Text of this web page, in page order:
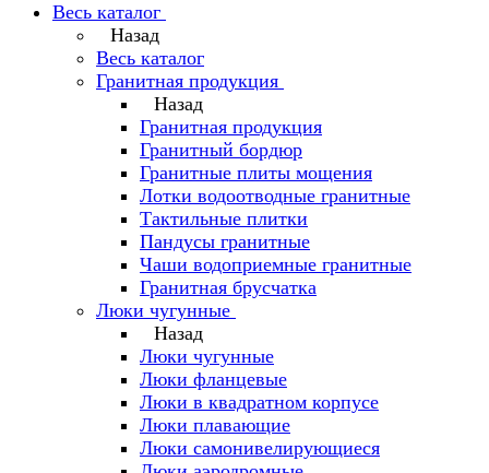
Весь каталог
Назад
Весь каталог
Гранитная продукция
Назад
Гранитная продукция
Гранитный бордюр
Гранитные плиты мощения
Лотки водоотводные гранитные
Тактильные плитки
Пандусы гранитные
Чаши водоприемные гранитные
Гранитная брусчатка
Люки чугунные
Назад
Люки чугунные
Люки фланцевые
Люки в квадратном корпусе
Люки плавающие
Люки самонивелирующиеся